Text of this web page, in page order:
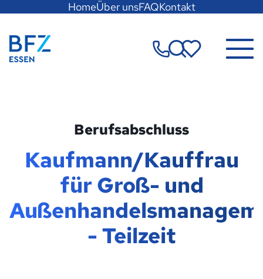
Seite
anspringen
HomeÜber unsFAQKontakt
Zur Startseite Merkzettel
Berufsabschluss
Kaufmann/Kauffrau
für Groß- und
- Teilzeit